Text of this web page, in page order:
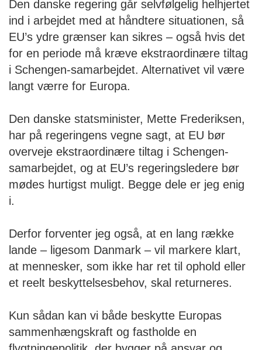
Den danske regering går selvfølgelig helhjertet
ind i arbejdet med at håndtere situationen, så
EU’s ydre grænser kan sikres – også hvis det
for en periode må kræve ekstraordinære tiltag
i Schengen-samarbejdet. Alternativet vil være
langt værre for Europa.
Den danske statsminister, Mette Frederiksen,
har på regeringens vegne sagt, at EU bør
overveje ekstraordinære tiltag i Schengen-
samarbejdet, og at EU’s regeringsledere bør
mødes hurtigst muligt. Begge dele er jeg enig
i.
Derfor forventer jeg også, at en lang række
lande – ligesom Danmark – vil markere klart,
at mennesker, som ikke har ret til ophold eller
et reelt beskyttelsesbehov, skal returneres.
Kun sådan kan vi både beskytte Europas
sammenhængskraft og fastholde en